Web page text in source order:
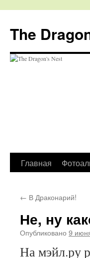
The
Перейти
содержимому
Главная
← В Драконарий!
Не, ну
Опубликовано 9
На мэйл.ру